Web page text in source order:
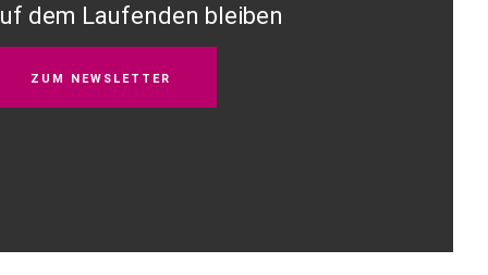
dem Laufenden bleiben